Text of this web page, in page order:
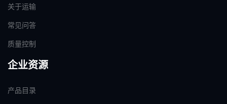
关于运输
常见问答
质量控制
企业资源
产品目录